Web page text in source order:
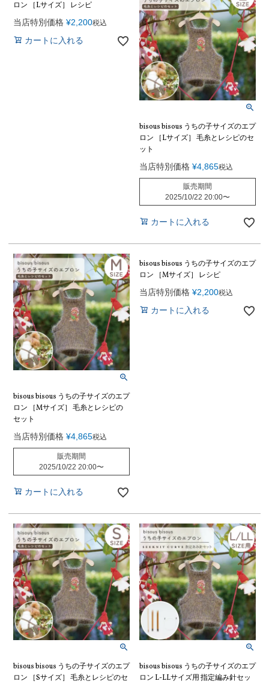
ロン ［Lサイズ］ レシピ
当店特別価格 ¥2,200税込
カートに入れる
bisous bisous うちの子サイズのエプ
ロン ［Lサイズ］ 毛糸とレシピのセ
ット
当店特別価格 ¥4,865税込
販売期間
2025/10/22 20:00〜
カートに入れる
bisous bisous うちの子サイズのエプ
ロン ［Mサイズ］ 毛糸とレシピの
セット
当店特別価格 ¥4,865税込
販売期間
2025/10/22 20:00〜
カートに入れる
bisous bisous うちの子サイズのエプ
ロン ［Mサイズ］ レシピ
当店特別価格 ¥2,200税込
カートに入れる
bisous bisous うちの子サイズのエプ
ロン ［Sサイズ］ 毛糸とレシピのセ
bisous bisous うちの子サイズのエプ
ロン L-LLサイズ用 指定編み針セッ